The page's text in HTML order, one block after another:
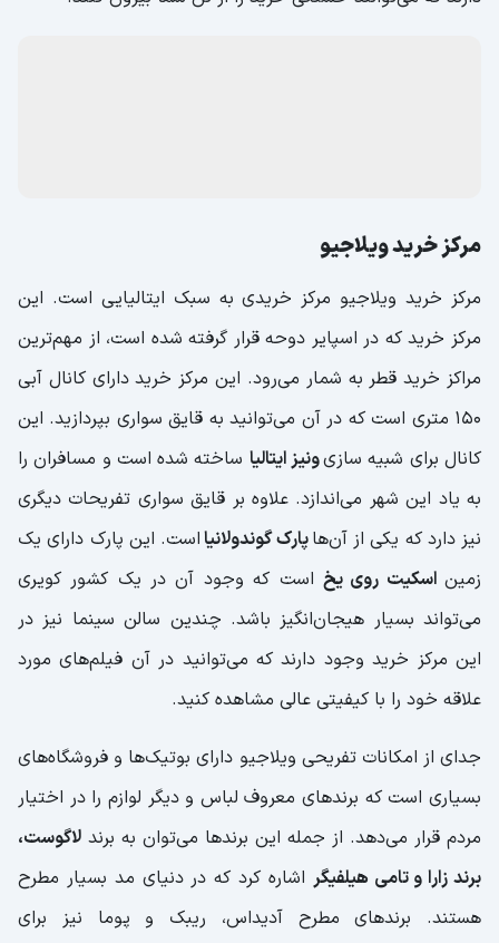
مرکز خرید ویلاجیو
مرکز خرید ویلاجیو مرکز خریدی به سبک ایتالیایی است. این
مرکز خرید که در اسپایر دوحه قرار گرفته شده است، از مهم‌ترین
مراکز خرید قطر به شمار می‌رود. این مرکز خرید دارای کانال آبی
150 متری است که در آن می‌توانید به قایق سواری بپردازید. این
کانال برای شبیه سازیونیز ایتالیا ساخته شده است و مسافران را
به یاد این شهر می‌اندازد. علاوه بر قایق سواری تفریحات دیگری
نیز دارد که یکی از آن‌هاپارک گوندولانیااست. این پارک دارای یک
زمیناسکیت روی یخ است که وجود آن در یک کشور کویری
می‌تواند بسیار هیجان‌انگیز باشد. چندین سالن سینما نیز در
این مرکز خرید وجود دارند که می‌توانید در آن فیلم‌های مورد
علاقه خود را با کیفیتی عالی مشاهده کنید.
جدای از امکانات تفریحی ویلاجیو دارای بوتیک‌ها و فروشگاه‌های
بسیاری است که برندهای معروف لباس و دیگر لوازم را در اختیار
مردم قرار می‌دهد. از جمله این برند‌ها می‌توان به برند لاگوست،
برند زارا و تامی هیلفیگر اشاره کرد که در دنیای مد بسیار مطرح
هستند. برندهای مطرح آدیداس، ریبک و پوما نیز برای